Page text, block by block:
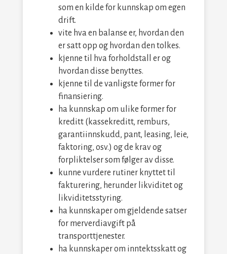
som en kilde for kunnskap om egen
drift.
vite hva en balanse er, hvordan den
er satt opp og hvordan den tolkes.
kjenne til hva forholdstall er og
hvordan disse benyttes.
kjenne til de vanligste former for
finansiering.
ha kunnskap om ulike former for
kreditt (kassekreditt, remburs,
garantiinnskudd, pant, leasing, leie,
faktoring, osv.) og de krav og
forpliktelser som følger av disse.
kunne vurdere rutiner knyttet til
fakturering, herunder likviditet og
likviditetsstyring.
ha kunnskaper om gjeldende satser
for merverdiavgift på
transporttjenester.
ha kunnskaper om inntektsskatt og